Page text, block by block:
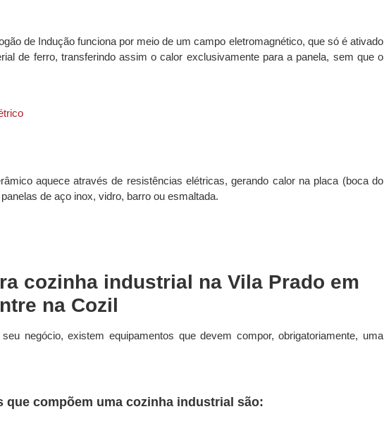
de Indução funciona por meio de um campo eletromagnético, que só é ativado
de ferro, transferindo assim o calor exclusivamente para a panela, sem que o
aquece através de resistências elétricas, gerando calor na placa (boca do
de aço inox, vidro, barro ou esmaltada.
cozinha industrial na Vila Prado em
na Cozil
negócio, existem equipamentos que devem compor, obrigatoriamente, uma
compõem uma cozinha industrial são: